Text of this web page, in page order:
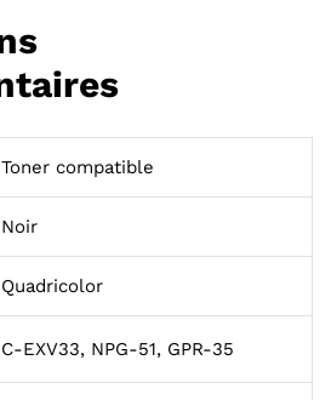
Toner compatible
Noir
Quadricolor
C-EXV33, NPG-51, GPR-35